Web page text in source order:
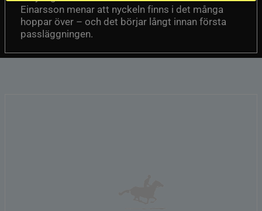
Einarsson menar att nyckeln finns i det många
hoppar över – och det börjar långt innan första
passläggningen.